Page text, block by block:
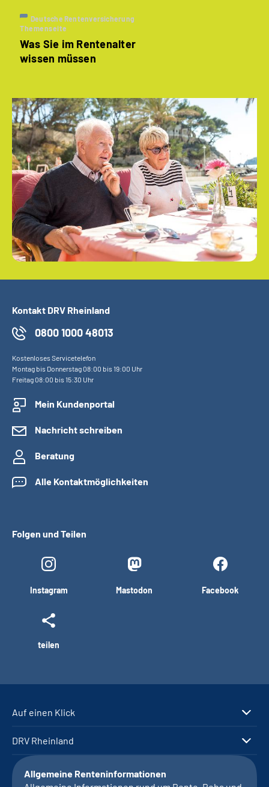
Deutsche Rentenversicherung
Themenseite
Was Sie im Rentenalter
wissen müssen
Kontakt DRV Rheinland
0800 1000 48013
Kostenloses Servicetelefon
Montag bis Donnerstag 08:00 bis 19:00 Uhr
Freitag 08:00 bis 15:30 Uhr
Mein Kundenportal
Nachricht schreiben
Beratung
Alle Kontaktmöglichkeiten
Folgen und Teilen
Instagram Mastodon Facebook
teilen
Auf einen Klick
DRV Rheinland
Allgemeine Renteninformationen